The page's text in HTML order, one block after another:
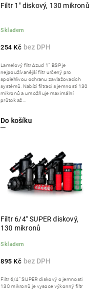
Filtr 1" diskový, 130 mikronů
Skladem
254 Kč
Do košíku
Lamelový filtr Azud 1" BSP je
nejpoužívanější filtr určený pro
spolehlivou ochranu zavlažovacích
systémů. Nabízí filtraci s jemností 130
mikronů a umožňuje maximální
průtok až...
Filtr 6/4" SUPER diskový,
130 mikronů
Skladem
895 Kč
Filtr 6/4" SUPER diskový o jemnosti
130 mikronů je vysoce výkonný filtr